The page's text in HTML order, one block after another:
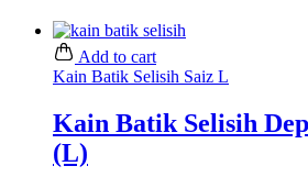
Add to cart
Kain Batik Selisih Saiz L
Kain Batik Selisih
(L)